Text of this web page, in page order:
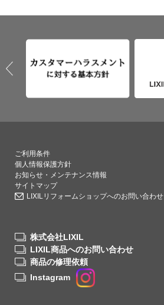
ご利用条件
個人情報保護方針
お知らせ・メンテナンス情報
サイトマップ
LIXILリフォームショップへのお問い合わせ
株式会社LIXIL
LIXIL商品へのお問い合わせ
商品の修理依頼
Instagram